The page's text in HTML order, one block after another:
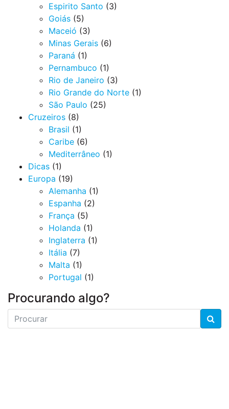
Espirito Santo (3)
Goiás (5)
Maceió (3)
Minas Gerais (6)
Paraná (1)
Pernambuco (1)
Rio de Janeiro (3)
Rio Grande do Norte (1)
São Paulo (25)
Cruzeiros (8)
Brasil (1)
Caribe (6)
Mediterrâneo (1)
Dicas (1)
Europa (19)
Alemanha (1)
Espanha (2)
França (5)
Holanda (1)
Inglaterra (1)
Itália (7)
Malta (1)
Portugal (1)
Procurando algo?